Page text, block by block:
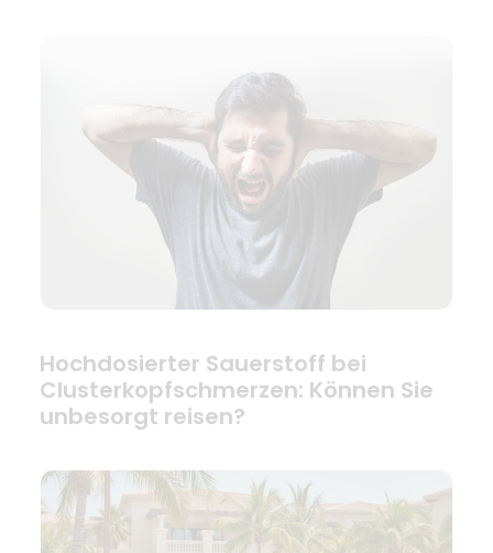
Hochdosierter Sauerstoff bei
Clusterkopfschmerzen: Können Sie
unbesorgt reisen?